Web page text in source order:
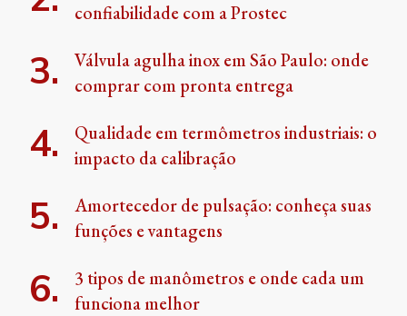
confiabilidade com a Prostec
Válvula agulha inox em São Paulo: onde
comprar com pronta entrega
Qualidade em termômetros industriais: o
impacto da calibração
Amortecedor de pulsação: conheça suas
funções e vantagens
3 tipos de manômetros e onde cada um
funciona melhor